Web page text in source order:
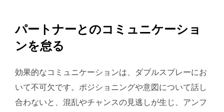
パートナーとのコミュニケーショ
ンを怠る
効果的なコミュニケーションは、ダブルスプレーにお
いて不可欠です。ポジショニングや意図について話し
合わないと、混乱やチャンスの見逃しが生じ、アンフ